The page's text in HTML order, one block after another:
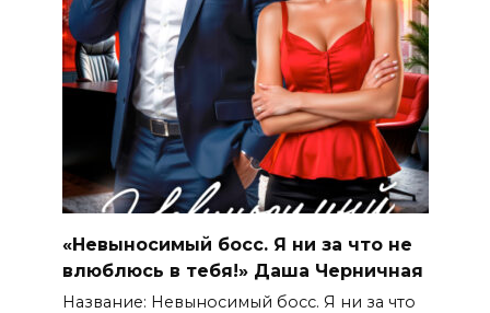
«Невыносимый босс. Я ни за что не
влюблюсь в тебя!» Даша Черничная
Название: Невыносимый босс. Я ни за что